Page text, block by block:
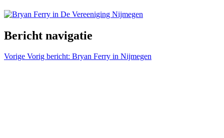
Bericht navigatie
Vorige Vorig bericht: Bryan Ferry in Nijmegen